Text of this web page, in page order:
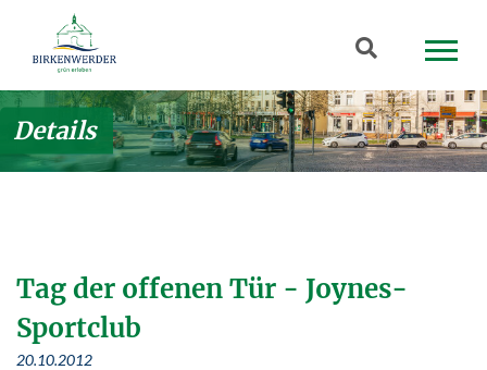
Zum Hauptinhalt springen
Suchbegriff
Details
Tag der offenen Tür - Joynes-
Sportclub
20.10.2012